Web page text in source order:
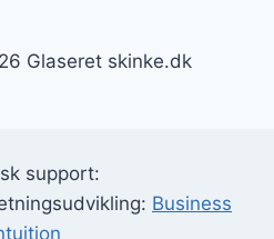
Glaseret skinke.dk
support:
Business